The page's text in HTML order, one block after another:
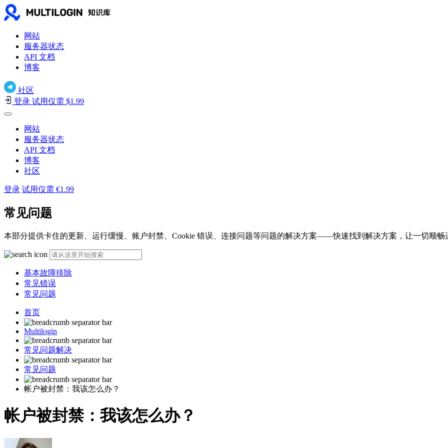
网站
服务器状态
API 文档
博客
社区
登录 试用仅需 $1.99
网站
服务器状态
API 文档
博客
社区
登录 试用仅需 €1.99
常见问题
本部分提供卡住的更新、运行缓慢、账户封禁、Cookie 错误、连接问题等问题的解决方案——快速找到解决方案，让一切顺畅
基本故障排除
常见错误
常见问题
首页
Multilogin
常见问题解决
常见问题
帐户被封禁：我该怎么办？
帐户被封禁：我该怎么办？